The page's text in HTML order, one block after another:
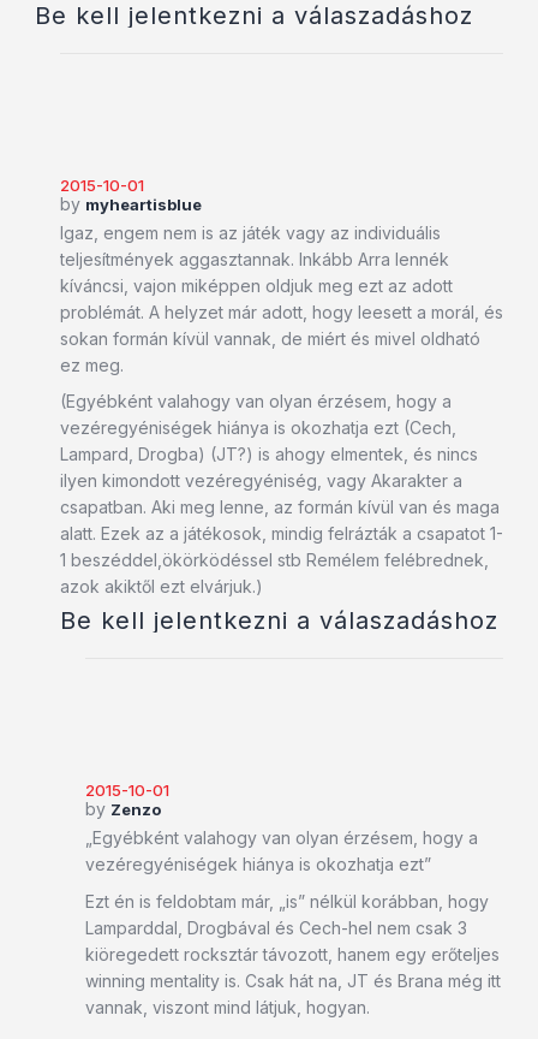
Be kell jelentkezni a válaszadáshoz
2015-10-01
by myheartisblue
Igaz, engem nem is az játék vagy az individuális
teljesítmények aggasztannak. Inkább Arra lennék
kíváncsi, vajon miképpen oldjuk meg ezt az adott
problémát. A helyzet már adott, hogy leesett a morál, és
sokan formán kívül vannak, de miért és mivel oldható
ez meg.
(Egyébként valahogy van olyan érzésem, hogy a
vezéregyéniségek hiánya is okozhatja ezt (Cech,
Lampard, Drogba) (JT?) is ahogy elmentek, és nincs
ilyen kimondott vezéregyéniség, vagy Akarakter a
csapatban. Aki meg lenne, az formán kívül van és maga
alatt. Ezek az a játékosok, mindig felrázták a csapatot 1-
1 beszéddel,ökörködéssel stb Remélem felébrednek,
azok akiktől ezt elvárjuk.)
Be kell jelentkezni a válaszadáshoz
2015-10-01
by Zenzo
„Egyébként valahogy van olyan érzésem, hogy a
vezéregyéniségek hiánya is okozhatja ezt”
Ezt én is feldobtam már, „is” nélkül korábban, hogy
Lamparddal, Drogbával és Cech-hel nem csak 3
kiöregedett rocksztár távozott, hanem egy erőteljes
winning mentality is. Csak hát na, JT és Brana még itt
vannak, viszont mind látjuk, hogyan.